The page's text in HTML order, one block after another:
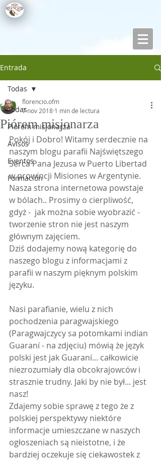
Entrada
Todas
Piórem misjonarza
Avisos
Eventos
Formación
Todas
Piórem misjonarza
florencio.ofm
7 nov 2018 1 min de lectura
Pokój i Dobro! Witamy serdecznie na
naszym blogu parafii Najświętszego
Serca Pana Jezusa w Puerto Libertad
w prowincji Misiones w Argentynie.
Nasza strona internetowa powstaje
w bólach.. Prosimy o cierpliwość,
gdyż -  jak można sobie wyobrazić -
tworzenie stron nie jest naszym
głównym zajęciem.
Dziś dodajemy nową kategorię do
naszego blogu z informacjami z
parafii w naszym pięknym polskim
języku.
Nasi parafianie, wielu z nich
pochodzenia paragwajskiego
(Paragwajczycy sa potomkami indian
Guaraní - na zdjęciu) mówią że język
polski jest jak Guaraní... całkowicie
niezrozumiały dla obcokrajowców i
strasznie trudny. Jaki by nie był... jest
nasz!
Zdajemy sobie sprawę z tego że z
polskiej perspektywy niektóre
informacje umieszczane w naszych
ogłoszeniach są nieistotne, i że
bardziej oczekuje się ciekawostek z